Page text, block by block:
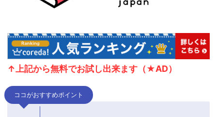
↑上記から無料でお試し出来ます（★AD）
ココがおすすめポイント